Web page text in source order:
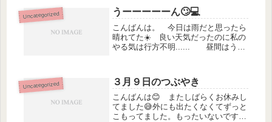
て、昨日は主人がある場所でヒマワリ
が見頃だから行こうと出かけたのは...
Uncategorized うーーーーーん🙄💻
こんばんは。 今日は雨だと思ったら
晴れてた☀️ 良い天気だったのに私の
やる気は行方不明...... 昼間はうと
の浮き沈みが激しいな〜⤴️⤵️😔 で
もよく考えると🤔眠気...
Uncategorized ３月９日のつぶやき
こんばんは😊 またしばらくお休みし
てました😅外にも出たくなくてずっと
こもってました。もったいないですよ